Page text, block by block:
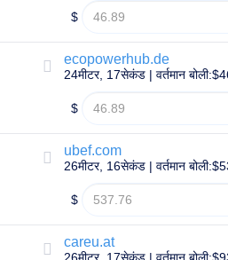
प्रोग्राम
संसाधन
संसाधन
डायनाडॉट
न्यूज़लेटर्स
भुगतान
भुगतान
विकल्प
शिक्षा
डोमेन
नाम
$
ecopowerhub.de
24मीटर, 17सेकंड | वर्तमान
$
ubef.com
26मीटर, 16सेकंड | वर्तमान
$
careu.at